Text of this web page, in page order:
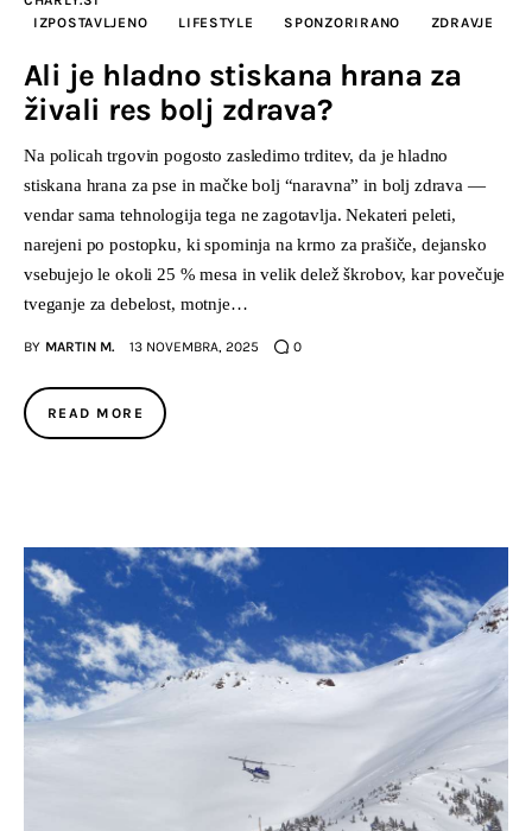
IZPOSTAVLJENO
LIFESTYLE SPONZORIRANO ZDRAVJE
Ali je hladno stiskana hrana za
živali res bolj zdrava?
Na policah trgovin pogosto zasledimo trditev, da je hladno
stiskana hrana za pse in mačke bolj “naravna” in bolj zdrava —
vendar sama tehnologija tega ne zagotavlja. Nekateri peleti,
narejeni po postopku, ki spominja na krmo za prašiče, dejansko
vsebujejo le okoli 25 % mesa in velik delež škrobov, kar povečuje
tveganje za debelost, motnje…
BY MARTIN M. 13 NOVEMBRA, 2025 0
READ MORE